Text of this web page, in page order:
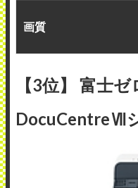
画質
【3位】 富士
DocuCentreⅦ